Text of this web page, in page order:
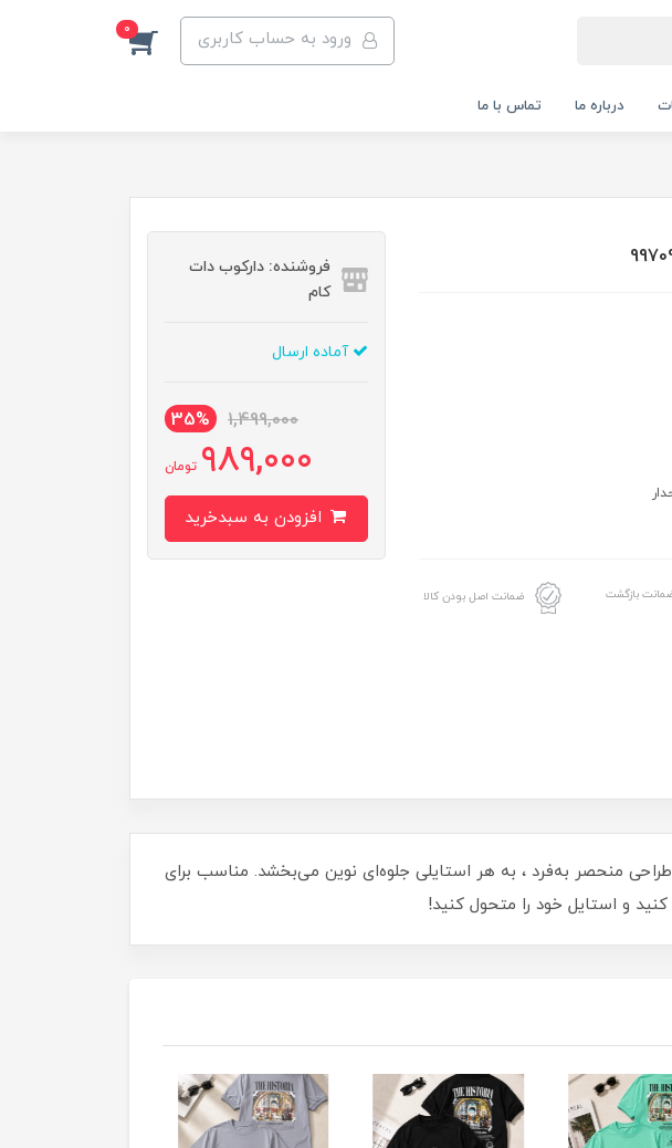
ورود به حساب کاربری 0
درباره ما تماس با ما
ضمانت اصل بودن کالا
فروشنده: دارکوب دات
کام
آماده ارسال
1,499,000
35%
989,000 تومان
منحصر به‌فرد ، به هر استایلی جلوه‌ای نوین می‌بخشد. مناسب برای
و استایل خود را متحول کنید!